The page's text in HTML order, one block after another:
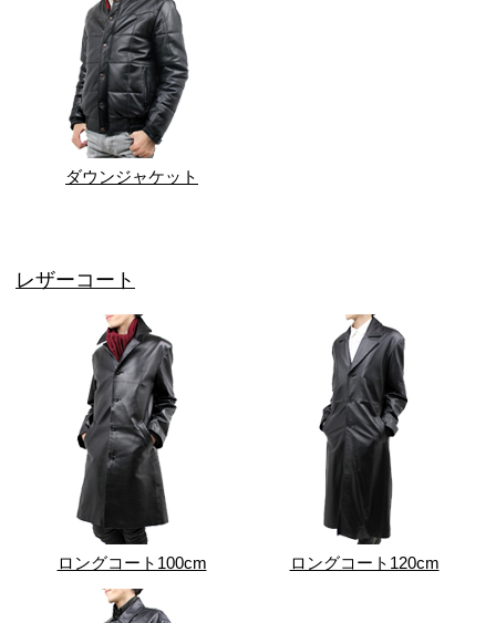
ダウンジャケット
レザーコート
ロングコート100cm ロングコート120cm